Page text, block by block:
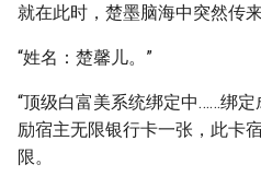
就在此时，楚墨脑海中突然传
“姓名：楚馨儿。”
“顶级白富美系统绑定中……绑
励宿主无限银行卡一张，此卡
限。